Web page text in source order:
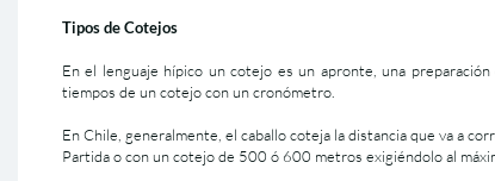
Tipos de Cotejos
En el lenguaje hípico un cotejo es un apronte, una
tiempos de un cotejo con un cronómetro.
En Chile, generalmente, el caballo coteja la distancia que va a
Partida o con un cotejo de 500 ó 600 metros exigiéndolo al